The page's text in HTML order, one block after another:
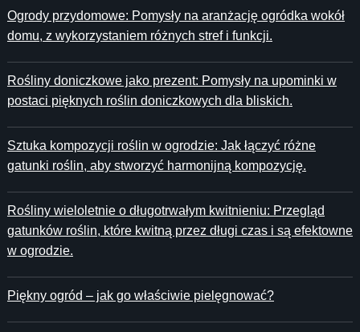
Ogrody przydomowe: Pomysły na aranżację ogródka wokół
domu, z wykorzystaniem różnych stref i funkcji.
Rośliny doniczkowe jako prezent: Pomysły na upominki w
postaci pięknych roślin doniczkowych dla bliskich.
Sztuka kompozycji roślin w ogrodzie: Jak łączyć różne
gatunki roślin, aby stworzyć harmonijną kompozycję.
Rośliny wieloletnie o długotrwałym kwitnieniu: Przegląd
gatunków roślin, które kwitną przez długi czas i są efektowne
w ogrodzie.
Piękny ogród – jak go właściwie pielęgnować?